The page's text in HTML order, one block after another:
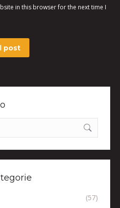
in this browser for the next time I
post
(57)